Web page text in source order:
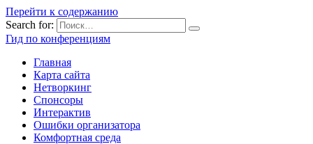
Перейти к содержанию
Search for:
Гид по конференциям
Главная
Карта сайта
Нетворкинг
Спонсоры
Интерактив
Ошибки организатора
Комфортная среда